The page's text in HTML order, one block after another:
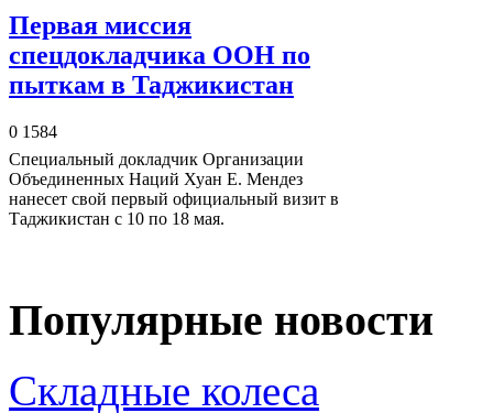
Первая миссия
спецдокладчика ООН по
пыткам в Таджикистан
0 1584
Специальный докладчик Организации
Объединенных Наций Хуан E. Мендез
нанесет свой первый официальный визит в
Таджикистан с 10 по 18 мая.
Популярные новости
Складные колеса